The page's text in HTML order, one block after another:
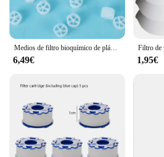
Medios de filtro bioquímico de plástico para cama móvil, filtración de Acuario, pecera, estanque koi, K1, K2, K3
6,49€ 1,95€